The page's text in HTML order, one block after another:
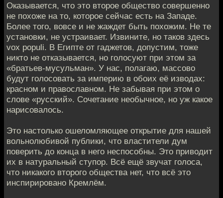
Оказывается, что это второе общество совершенно
не похоже на то, которое сейчас есть на Западе.
Более того, вовсе и не жаждет быть похожим. Не те
установки, не устраивает. Извините, но таков здесь
vox populi. В Египте от гаджетов, допустим, тоже
никто не отказывается, но голосуют при этом за
«братьев-мусульман». У нас, полагаю, массово
будут голосовать за империю в обоих её изводах:
красном и православном. Не забывая при этом о
слове «русский». Сочетание необычное, но уж какое
нарисовалось.
Это настолько ошеломляющее открытие для нашей
вольнолюбивой публики, что властители дум
поверить до конца в него неспособны. Это приводит
их в натуральный ступор. Всё ещё звучат голоса,
что никакого второго общества нет, что всё это
инспирировано Кремлём.